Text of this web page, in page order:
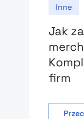
Inne
Jak
firm